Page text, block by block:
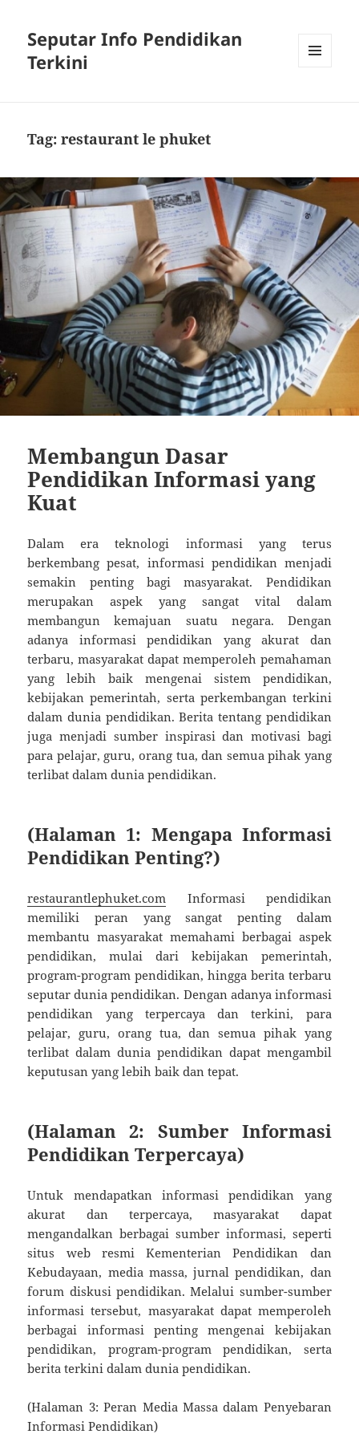
Seputar Info Pendidikan
Terkini
Tag:restaurant le phuket
Membangun Dasar
Pendidikan Informasi yang
Kuat
Dalam era teknologi informasi yang terus
berkembang pesat, informasi pendidikan menjadi
semakin penting bagi masyarakat. Pendidikan
merupakan aspek yang sangat vital dalam
membangun kemajuan suatu negara. Dengan
adanya informasi pendidikan yang akurat dan
terbaru, masyarakat dapat memperoleh pemahaman
yang lebih baik mengenai sistem pendidikan,
kebijakan pemerintah, serta perkembangan terkini
dalam dunia pendidikan. Berita tentang pendidikan
juga menjadi sumber inspirasi dan motivasi bagi
para pelajar, guru, orang tua, dan semua pihak yang
terlibat dalam dunia pendidikan.
(Halaman 1: Mengapa Informasi
Pendidikan Penting?)
restaurantlephuket.com Informasi pendidikan
memiliki peran yang sangat penting dalam
membantu masyarakat memahami berbagai aspek
pendidikan, mulai dari kebijakan pemerintah,
program-program pendidikan, hingga berita terbaru
seputar dunia pendidikan. Dengan adanya informasi
pendidikan yang terpercaya dan terkini, para
pelajar, guru, orang tua, dan semua pihak yang
terlibat dalam dunia pendidikan dapat mengambil
keputusan yang lebih baik dan tepat.
(Halaman 2: Sumber Informasi
Pendidikan Terpercaya)
Untuk mendapatkan informasi pendidikan yang
akurat dan terpercaya, masyarakat dapat
mengandalkan berbagai sumber informasi, seperti
situs web resmi Kementerian Pendidikan dan
Kebudayaan, media massa, jurnal pendidikan, dan
forum diskusi pendidikan. Melalui sumber-sumber
informasi tersebut, masyarakat dapat memperoleh
berbagai informasi penting mengenai kebijakan
pendidikan, program-program pendidikan, serta
berita terkini dalam dunia pendidikan.
(Halaman 3: Peran Media Massa dalam Penyebaran
Informasi Pendidikan)